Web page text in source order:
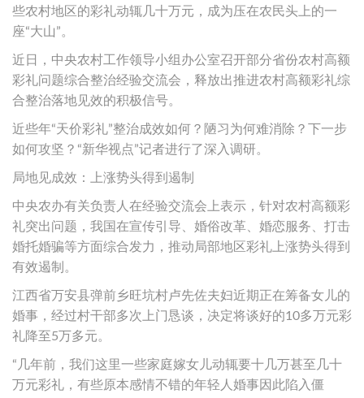
些农村地区的彩礼动辄几十万元，成为压在农民头上的一
座“大山”。
近日，中央农村工作领导小组办公室召开部分省份农村高额
彩礼问题综合整治经验交流会，释放出推进农村高额彩礼综
合整治落地见效的积极信号。
近些年“天价彩礼”整治成效如何？陋习为何难消除？下一步
如何攻坚？“新华视点”记者进行了深入调研。
局地见成效：上涨势头得到遏制
中央农办有关负责人在经验交流会上表示，针对农村高额彩
礼突出问题，我国在宣传引导、婚俗改革、婚恋服务、打击
婚托婚骗等方面综合发力，推动局部地区彩礼上涨势头得到
有效遏制。
江西省万安县弹前乡旺坑村卢先佐夫妇近期正在筹备女儿的
婚事，经过村干部多次上门恳谈，决定将谈好的10多万元彩
礼降至5万多元。
“几年前，我们这里一些家庭嫁女儿动辄要十几万甚至几十
万元彩礼，有些原本感情不错的年轻人婚事因此陷入僵